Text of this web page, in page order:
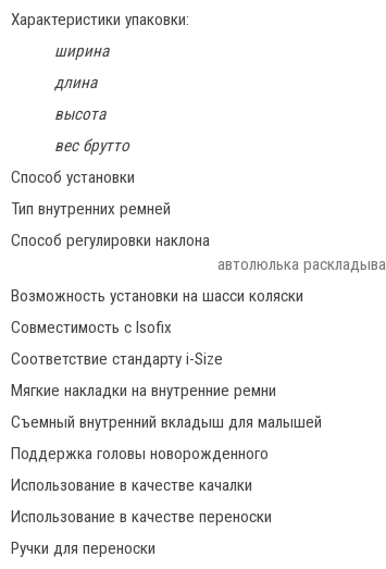
Характеристики упаковки:
ширина
длина
высота
вес брутто
Способ установки
Тип внутренних ремней
Способ регулировки наклона
автолюлька
Возможность установки на шасси коляски
Совместимость с Isofix
Соответствие стандарту i-Size
Мягкие накладки на внутренние ремни
Съемный внутренний вкладыш для малышей
Поддержка головы новорожденного
Использование в качестве качалки
Использование в качестве переноски
Ручки для переноски